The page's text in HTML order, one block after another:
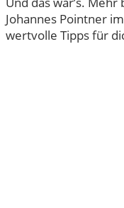
Johannes Pointner
wertvolle Tipps für